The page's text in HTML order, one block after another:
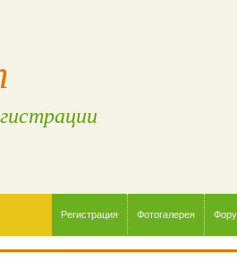
Регистрация Фотогалерея